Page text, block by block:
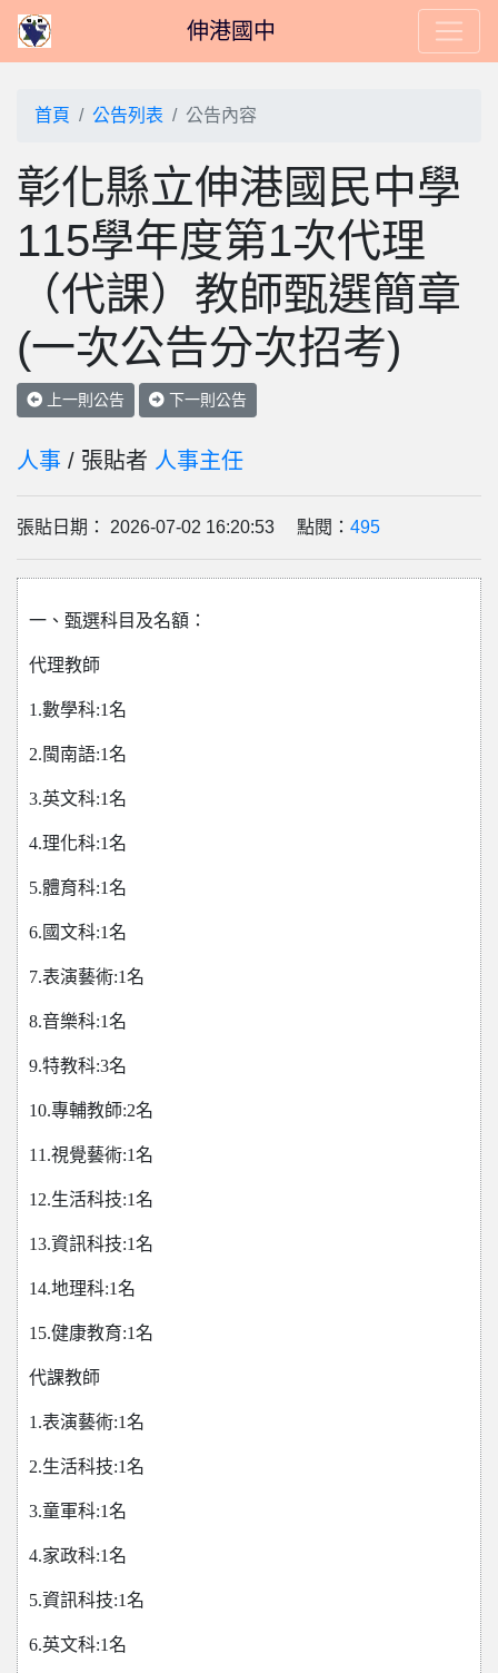
伸港國中
首頁 公告列表 公告內容
彰化縣立伸港國民中學
115學年度第1次代理
（代課）教師甄選簡章
(一次公告分次招考)
上一則公告 下一則公告
人事 / 張貼者 人事主任
張貼日期： 2026-07-02 16:20:53 點閱： 495
一、甄選科目及名額：
代理教師
1.數學科:1名
2.閩南語:1名
3.英文科:1名
4.理化科:1名
5.體育科:1名
6.國文科:1名
7.表演藝術:1名
8.音樂科:1名
9.特教科:3名
10.專輔教師:2名
11.視覺藝術:1名
12.生活科技:1名
13.資訊科技:1名
14.地理科:1名
15.健康教育:1名
代課教師
1.表演藝術:1名
2.生活科技:1名
3.童軍科:1名
4.家政科:1名
5.資訊科技:1名
6.英文科:1名